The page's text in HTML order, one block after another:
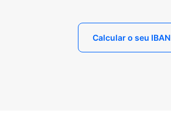
Calcular o seu IBAN